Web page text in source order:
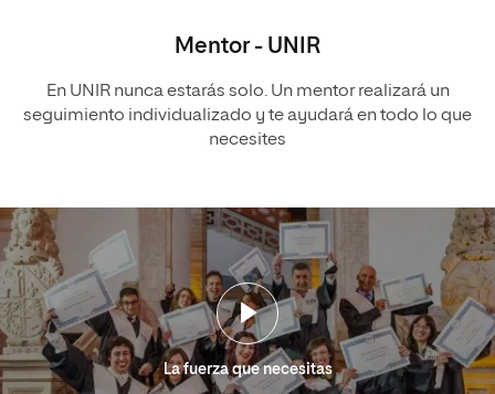
Mentor - UNIR
En UNIR nunca estarás solo. Un mentor realizará un
seguimiento individualizado y te ayudará en todo lo que
necesites
La fuerza que necesitas